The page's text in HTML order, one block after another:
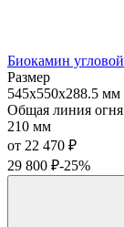
Биокамин
Размер
545x550x288.5 мм
Общая линия огня
210 мм
от 22 470 ₽
29 800 ₽-25%